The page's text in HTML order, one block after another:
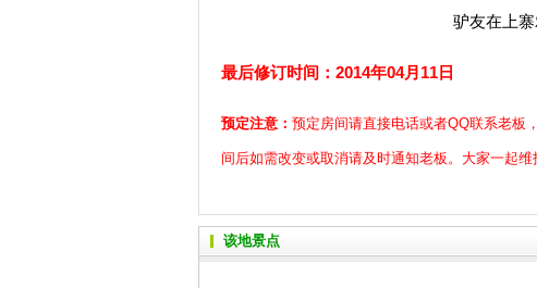
驴友在上
最后修订时间：2014年04月11日
预定注意： 预定房间请直接电话或者QQ联系老板
间后如需改变或取消请及时通知老板。大家一起维
该地景点